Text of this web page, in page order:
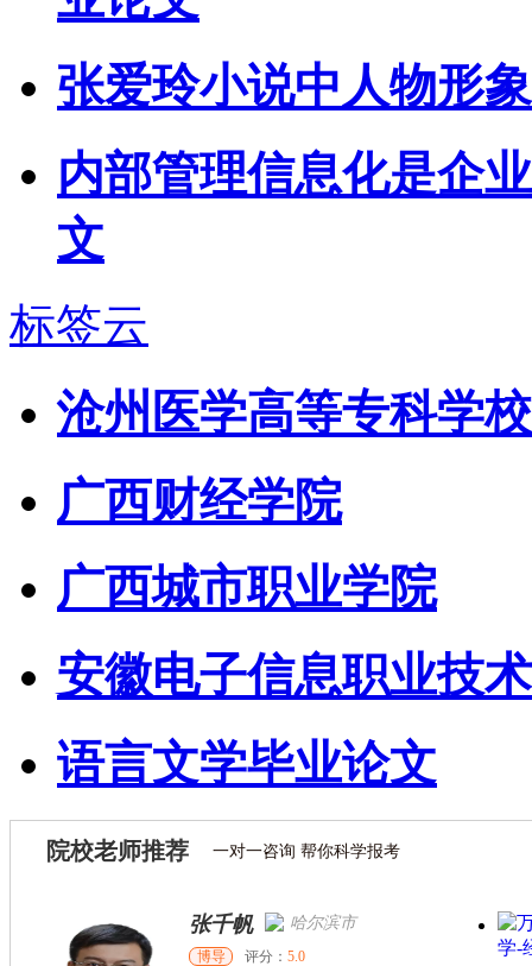
张爱玲小说中人物形
内部管理信息化是企
文
标签云
沧州医学高等专科学校
广西财经学院
广西城市职业学院
安徽电子信息职业技
语言文学毕业论文
院校老师推荐 一对一咨询 帮你科学报考
张千帆 哈尔滨市
博导 评分： 5.0